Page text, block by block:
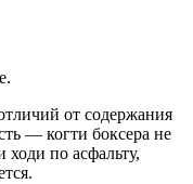
от содержания
— когти боксера не
ходи по асфальту,